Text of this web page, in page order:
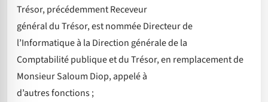
Trésor, précédemment Receveur
général du Trésor, est nommée Directeur de
l’Informatique à la Direction générale de la
Comptabilité publique et du Trésor, en remplacement de
Monsieur Saloum Diop, appelé à
d’autres fonctions ;